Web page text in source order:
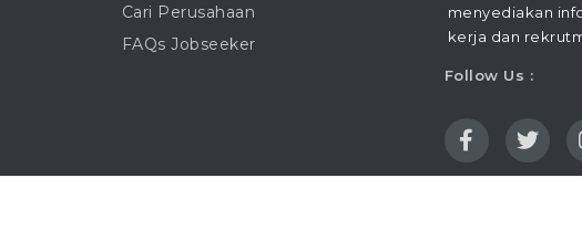
Cari Perusahaan
FAQs Jobseeker
menyediakan
kerja dan
Follow Us :